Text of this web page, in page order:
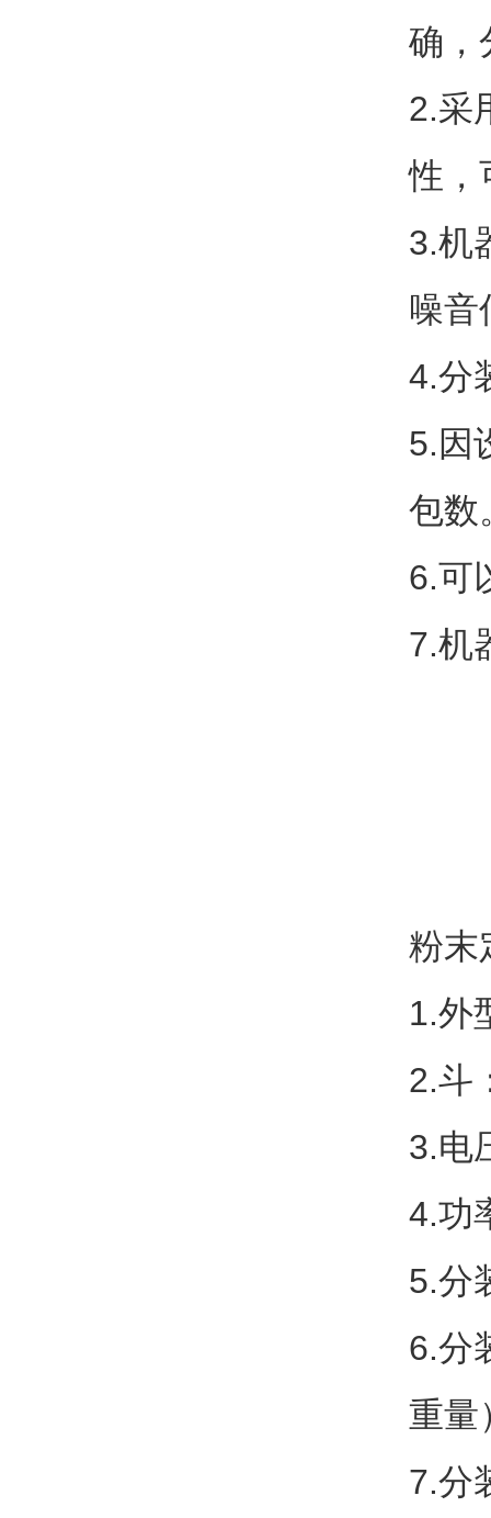
确，
2.采
性，
3.机
噪音
4.分
5.因
包数
6.可
7.机
粉末
1.外
2.斗
3.电
4.功
5.分
6.分
重量
7.分